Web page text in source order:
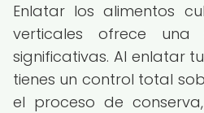
Enlatar los alimentos
verticales ofrece una
significativas. Al enlatar
tienes un control total
el proceso de